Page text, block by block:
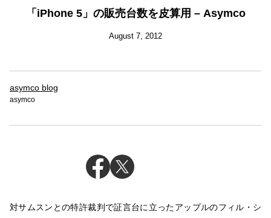
「iPhone 5」の販売台数を皮算用 – Asymco
August 7, 2012
asymco blog
asymco
対サムスンとの特許裁判で証言台に立ったアップルのフィル・シ